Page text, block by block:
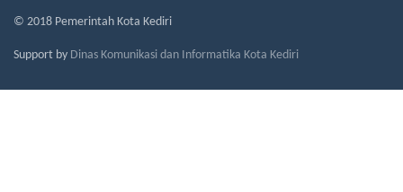
© 2018 Pemerintah Kota Kediri
Support by Dinas Komunikasi dan Informatika Kota Kediri